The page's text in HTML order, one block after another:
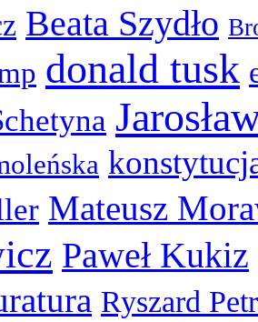
Beata Szydło
donald tusk
Mateusz
Paweł Kukiz
Ryszard